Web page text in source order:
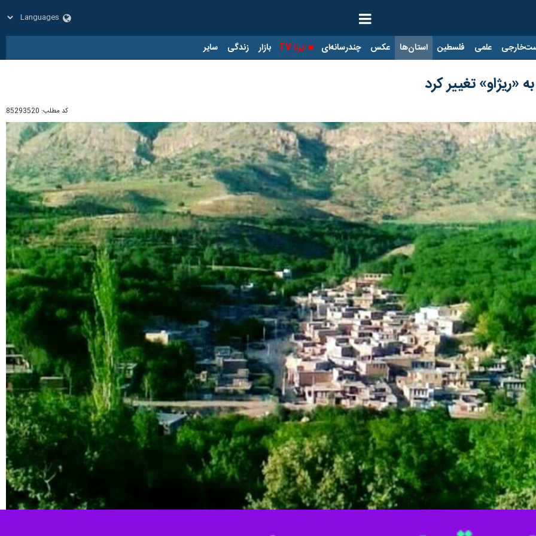
علمی فلسطین استان‌ها عکس چندرسانه‌ای ایرنا TV بازار زندگی سایر
«ریژاو» تغییر کرد
کد مطلب: 85293520